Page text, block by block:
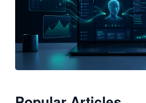
JimoClaw 桌面 AI Agent 工作台